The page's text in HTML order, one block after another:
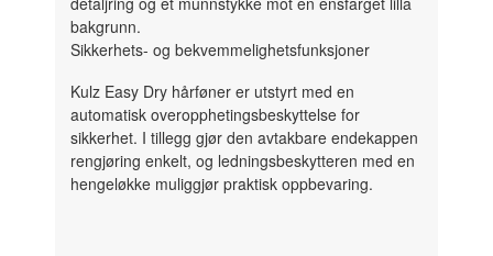
Sikkerhets- og bekvemmelighetsfunksjoner
Kulz Easy Dry hårføner er utstyrt med en
automatisk overopphetingsbeskyttelse for
sikkerhet. I tillegg gjør den avtakbare endekappen
rengjøring enkelt, og ledningsbeskytteren med en
hengeløkke muliggjør praktisk oppbevaring.